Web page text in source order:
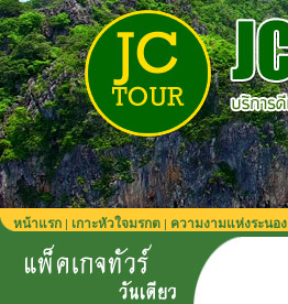
หน้าแรก | เกาะหัวใจมรกต | ความงามแห่งระนอง